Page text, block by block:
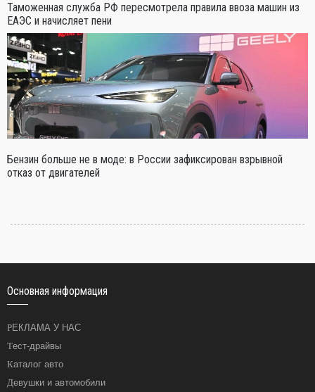
Таможенная служба РФ пересмотрела правила ввоза машин из
ЕАЭС и начисляет пени
Бензин больше не в моде: в России зафиксирован взрывной
отказ от двигателей
Основная информация
РЕКЛАМА У НАС
Тест-драйвы
Каталог авто
Девушки и автомобили